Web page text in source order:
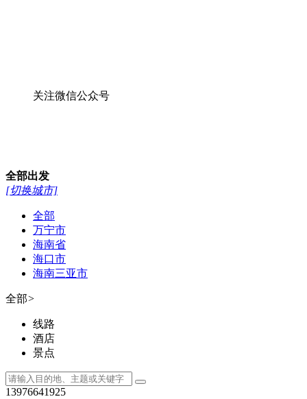
关注微信公众号
全部出发
[切换城市]
全部
万宁市
海南省
海口市
海南三亚市
全部>
线路
酒店
景点
13976641925